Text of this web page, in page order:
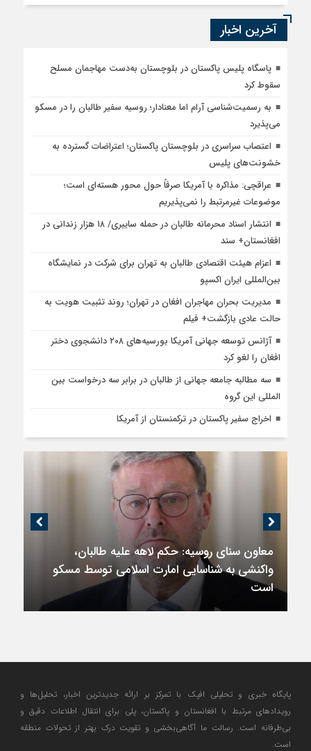
آخرین اخبار
پاسگاه پلیس پاکستان در بلوچستان به‌دست مهاجمان مسلح
سقوط کرد
به رسمیت‌شناسی آرام اما معنادار؛ روسیه سفیر طالبان را در مسکو
می‌پذیرد
اعتصاب سراسری در بلوچستان پاکستان؛ اعتراضات گسترده به
خشونت‌های پلیس
عراقچی: مذاکره با آمریکا صرفاً حول محور هسته‌ای است؛
موضوعات غیرمرتبط را نمی‌پذیریم
انتشار اسناد محرمانه طالبان در حمله سایبری/ ۱۸ هزار زندانی در
افغانستان+ سند
اعزام هیئت اقتصادی طالبان به تهران برای شرکت در نمایشگاه
بین‌المللی ایران اکسپو
مدیریت بحران مهاجران افغان در تهران؛ روند تثبیت هویت به
حالت عادی بازگشت+ فیلم
آژانس توسعه جهانی آمریکا بورسیه‌های ۲۰۸ دانشجوی دختر
افغان را لغو کرد
سه مطالبه جامعه جهانی از طالبان در برابر سه درخواست بین
المللی این گروه
اخراج سفیر پاکستان در ترکمنستان از آمریکا
معاون سنای روسیه: حکم لاهه علیه طالبان،
واکنشی به شناسایی امارت اسلامی توسط مسکو
است
پایگاه خبری و تحلیلی افپک با تمرکز بر ارائه جدیدترین اخبار، تحلیل‌ها و
رویدادهای مرتبط با افغانستان و پاکستان، پلی برای انتقال اطلاعات دقیق و
بی‌طرفانه است. رسالت ما آگاهی‌بخشی و تقویت درک بهتر از تحولات منطقه
است.